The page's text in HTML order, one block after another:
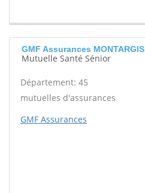
GMF Assurances MONTARGIS
Mutuelle Santé Sénior
Département: 45
mutuelles d'assurances
GMF Assurances